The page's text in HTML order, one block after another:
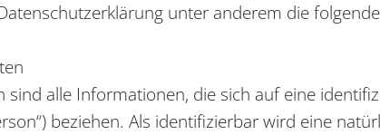
unter anderem die
sind alle Informationen, die sich auf eine
beziehen. Als identifizierbar wird eine